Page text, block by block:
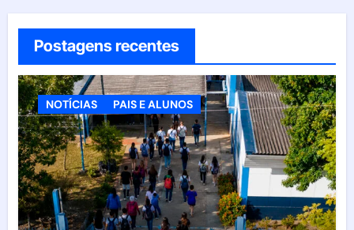
Postagens recentes
NOTÍCIAS PAIS E ALUNOS